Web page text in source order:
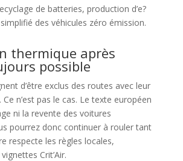
de batteries, production d’e?
des véhicules zéro émission.
thermique après
possible
d’être exclus des routes avec leur
n’est pas le cas. Le texte européen
ni la revente des voitures
pourrez donc continuer à rouler tant
respecte les règles locales,
Crit’Air.